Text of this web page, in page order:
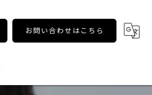
お問い合わせはこちら